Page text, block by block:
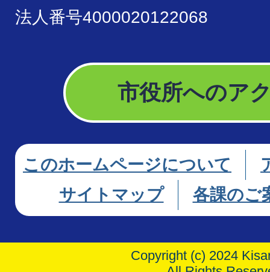
法人番号4000020122068
市役所へのア
このホームページについて
サイトマップ
各課のご
Copyright (c) 2024